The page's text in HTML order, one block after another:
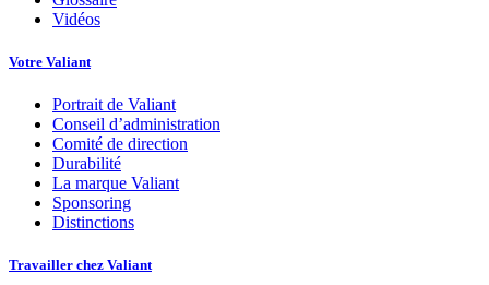
Vidéos
Votre Valiant
Portrait de Valiant
Conseil d’administration
Comité de direction
Durabilité
La marque Valiant
Sponsoring
Distinctions
Travailler chez Valiant